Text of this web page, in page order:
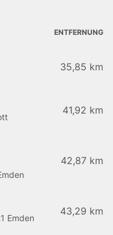
ENTFERNUNG
35,85 km
41,92 km
42,87 km
Emden
43,29 km